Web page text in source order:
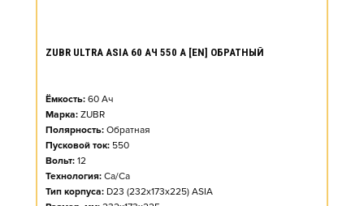
ZUBR ULTRA ASIA 60 АЧ 550 А [EN] ОБРАТНЫЙ
Ёмкость: 60 Ач
Марка: ZUBR
Полярность: Обратная
Пусковой ток: 550
Вольт: 12
Технология: Ca/Ca
Тип корпуса: D23 (232x173x225) ASIA